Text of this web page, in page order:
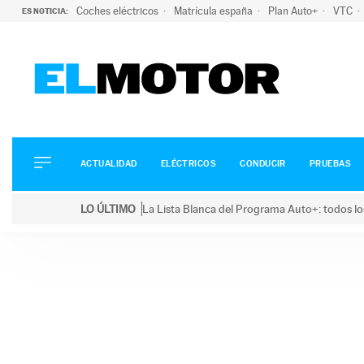
ES NOTICIA: Coches eléctricos Matrícula españa Plan Auto+ VTC
ELÉCTRICOS
CONDUCIR
ACTUALIDAD ELÉCTRICOS CONDUCIR PRUEBAS
LO ÚLTIMO La Lista Blanca del Programa Auto+: todos